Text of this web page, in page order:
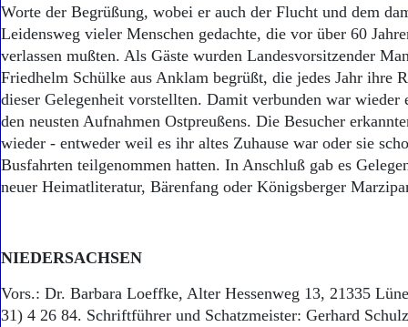
Worte der Begrüßung, wobei er auch der Flucht und dem
Leidensweg vieler Menschen gedachte, die vor über 60
verlassen mußten. Als Gäste wurden Landesvorsitzender
Friedhelm Schülke aus Anklam begrüßt, die jedes Jahr ihre
dieser Gelegenheit vorstellten. Damit verbunden war
den neusten Aufnahmen Ostpreußens. Die Besucher
wieder - entweder weil es ihr altes Zuhause war oder sie
Busfahrten teilgenommen hatten. In Anschluß gab es
neuer Heimatliteratur, Bärenfang oder Königsberger
NIEDERSACHSEN
Vors.: Dr. Barbara Loeffke, Alter Hessenweg 13, 21335
31) 4 26 84. Schriftführer und Schatzmeister: Gerhard